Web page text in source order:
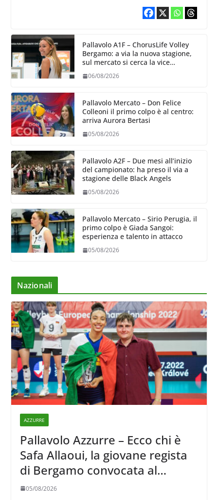
Pallavolo A1F – ChorusLife Volley
Bergamo: a via la nuova stagione,
sul mercato si cerca la vice
06/08/2026
Pallavolo Mercato – Don Felice
Colleoni il primo colpo è al centro:
arriva Aurora Bertasi
05/08/2026
Pallavolo A2F – Due mesi all’inizio
del campionato: ha preso il via a
stagione delle Black Angels
05/08/2026
Pallavolo Mercato – Sirio Perugia, il
primo colpo è Giada Sangoi:
esperienza e talento in attacco
05/08/2026
Nazionali
AZZURRE
Pallavolo Azzurre – Ecco chi è
Safa Allaoui, la giovane regista
di Bergamo convocata al
collegiale di Cavalese
05/08/2026